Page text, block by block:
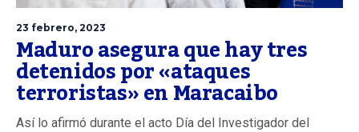
23 febrero, 2023
Maduro asegura que hay tres
detenidos por «ataques
terroristas» en Maracaibo
Así lo afirmó durante el acto Día del Investigador del